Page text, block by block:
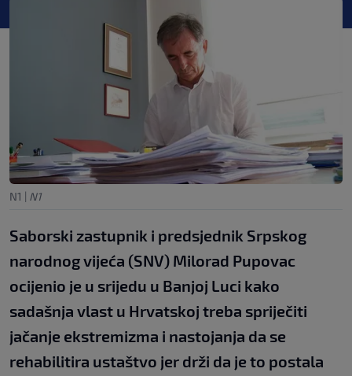
N1 | N1
Saborski zastupnik i predsjednik Srpskog
narodnog vijeća (SNV) Milorad Pupovac
ocijenio je u srijedu u Banjoj Luci kako
sadašnja vlast u Hrvatskoj treba spriječiti
jačanje ekstremizma i nastojanja da se
rehabilitira ustaštvo jer drži da je to postala